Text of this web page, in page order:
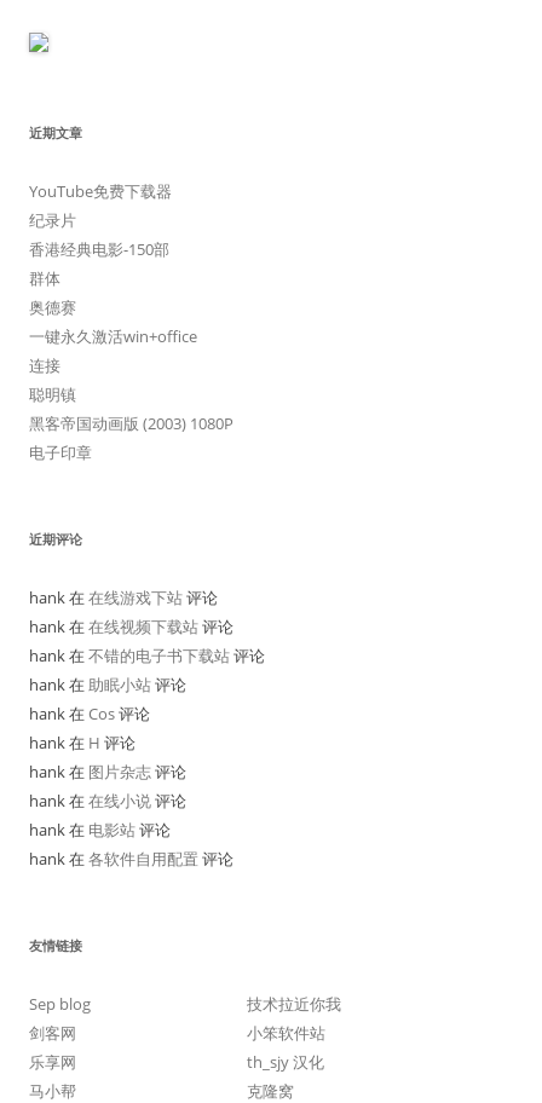
近期文章
YouTube免费下载器
纪录片
香港经典电影-150部
群体
奥德赛
一键永久激活win+office
连接
聪明镇
黑客帝国动画版 (2003) 1080P
电子印章
近期评论
hank 在在线游戏下站评论
hank 在在线视频下载站评论
hank 在不错的电子书下载站评论
hank 在助眠小站评论
hank 在Cos评论
hank 在 H 评论
hank 在 图片杂志评论
hank 在在线小说评论
hank 在 电影站评论
hank 在各软件自用配置 评论
友情链接
Sep blog
技术拉近你我
剑客网
小笨软件站
乐享网
th_sjy 汉化
马小帮
克隆窝